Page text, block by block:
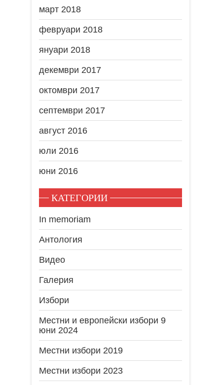
март 2018
февруари 2018
януари 2018
декември 2017
октомври 2017
септември 2017
август 2016
юли 2016
юни 2016
КАТЕГОРИИ
In memoriam
Антология
Видео
Галерия
Избори
Местни и европейски избори 9
юни 2024
Местни избори 2019
Местни избори 2023